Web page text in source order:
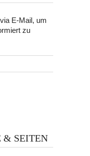
E-Mail, um
zu
& SEITEN